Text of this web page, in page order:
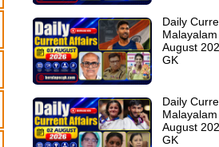
Daily
August
GK
Daily
August
GK